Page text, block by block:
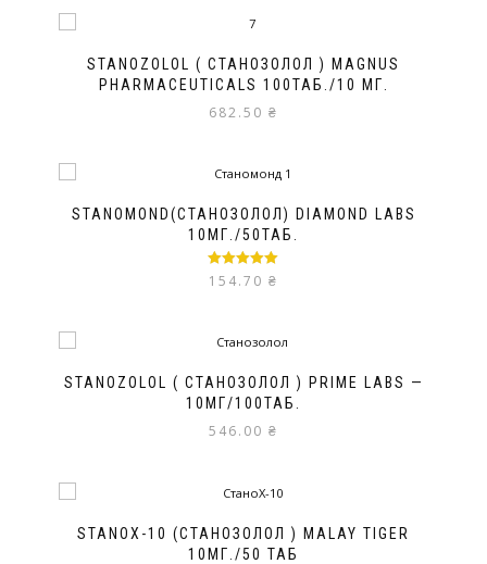
STANOZOLOL ( СТАНОЗОЛОЛ ) MAGNUS
PHARMACEUTICALS 100ТАБ./10 МГ.
682.50 ₴
STANOMOND(СТАНОЗОЛОЛ) DIAMOND LABS
10МГ./50ТАБ.
Оценка 5.00
154.70 ₴
STANOZOLOL ( СТАНОЗОЛОЛ ) PRIME LABS —
10МГ/100ТАБ.
546.00 ₴
STANOX-10 (СТАНОЗОЛОЛ ) MALAY TIGER
10МГ./50 ТАБ